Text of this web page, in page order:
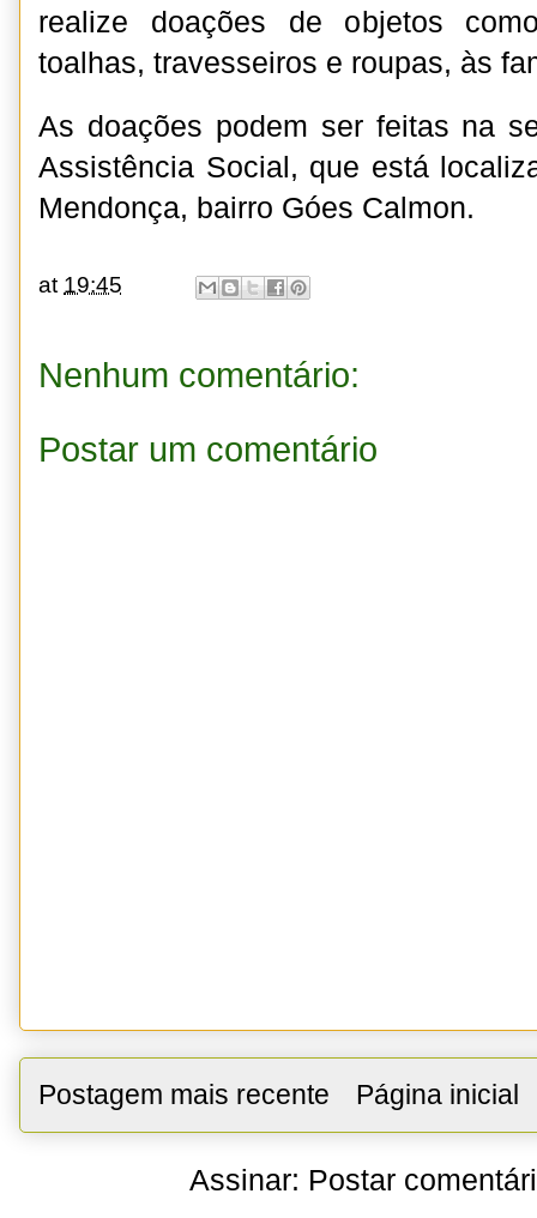
realize doações de objetos
toalhas, travesseiros e roupas, às
As doações podem ser feitas na
Assistência Social, que está
Mendonça, bairro Góes Calmon.
at 19:45
Nenhum comentário:
Postar um comentário
Postagem mais recente Página inicial
Assinar: Postar